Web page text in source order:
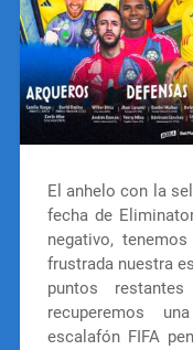
El anhelo con la
fecha de
negativo,
frustrada nuestra
puntos
recuperemos
escalafón FIFA